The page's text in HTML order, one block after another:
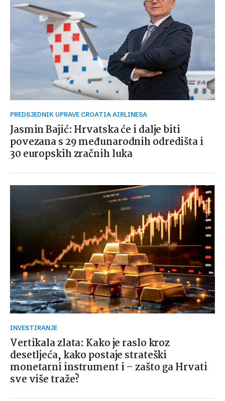
PREDSJEDNIK UPRAVE CROATIA AIRLINESA
Jasmin Bajić: Hrvatska će i dalje biti
povezana s 29 međunarodnih odredišta i
30 europskih zračnih luka
INVESTIRANJE
Vertikala zlata: Kako je raslo kroz
desetljeća, kako postaje strateški
monetarni instrument i – zašto ga Hrvati
sve više traže?